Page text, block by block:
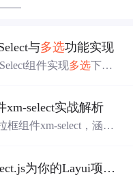
——
与多选功能实现
组件实现多选下拉
掌握多选功能的应用。
xm-select实战解析
框组件xm-select，涵盖
握如何高效使用该组件
告别原生下拉框！用xm-select.js为你的Layui项目打造一个